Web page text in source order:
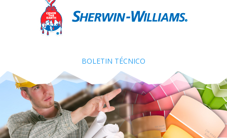
BOLETIN TÉCNICO